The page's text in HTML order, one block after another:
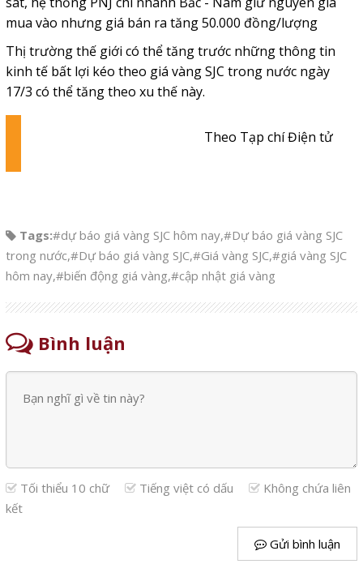
mua vào nhưng giá bán ra tăng 50.000 đồng/lượng
Thị trường thế giới có thể tăng trước những thông tin
kinh tế bất lợi kéo theo giá vàng SJC trong nước ngày
17/3 có thể tăng theo xu thế này.
Theo Tạp chí Điện tử
Tags:#dự báo giá vàng SJC hôm nay,#Dự báo giá vàng SJC
trong nước,#Dự báo giá vàng SJC,#Giá vàng SJC,#giá vàng SJC
hôm nay,#biến động giá vàng,#cập nhật giá vàng
Bình luận
Tối thiểu 10 chữ Tiếng việt có dấu
Không chứa liên
kết
Gửi bình luận